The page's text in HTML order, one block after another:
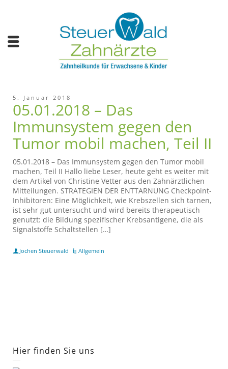
5. Januar 2018
05.01.2018 – Das
Immunsystem gegen den
Tumor mobil machen, Teil II
05.01.2018 – Das Immunsystem gegen den Tumor mobil
machen, Teil II Hallo liebe Leser, heute geht es weiter mit
dem Artikel von Christine Vetter aus den Zahnärztlichen
Mitteilungen. STRATEGIEN DER ENTTARNUNG Checkpoint-
Inhibitoren: Eine Möglichkeit, wie Krebszellen sich tarnen,
ist sehr gut untersucht und wird bereits therapeutisch
genutzt: die Bildung spezifischer Krebsantigene, die als
Signalstoffe Schaltstellen […]
Jochen Steuerwald Allgemein
Hier finden Sie uns